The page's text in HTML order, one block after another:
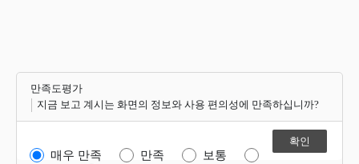
만족도평가
지금 보고 계시는 화면의 정보와 사용 편의성에 만족하십니까?
매우 만족 만족
보통